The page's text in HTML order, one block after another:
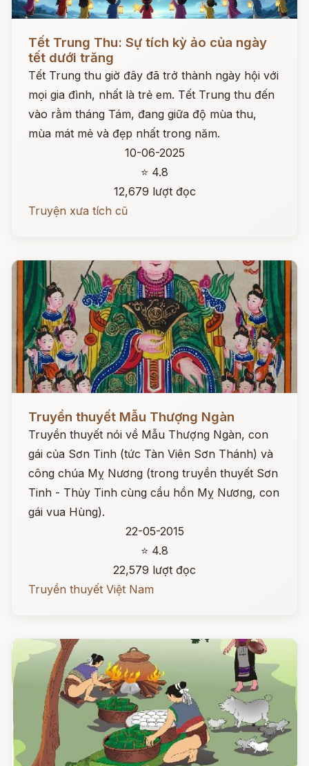
Đọc ngay
Tết Trung Thu: Sự tích kỳ ảo của ngày
tết dưới trăng
Tết Trung thu giờ đây đã trở thành ngày hội với
mọi gia đình, nhất là trẻ em. Tết Trung thu đến
vào rằm tháng Tám, đang giữa độ mùa thu,
mùa mát mẻ và đẹp nhất trong năm.
10-06-2025
⭐ 4.8
12,679 lượt đọc
Truyện xưa tích cũ
Đọc ngay
Truyền thuyết Mẫu Thượng Ngàn
Truyền thuyết nói về Mẫu Thượng Ngàn, con
gái của Sơn Tinh (tức Tàn Viên Sơn Thánh) và
công chúa Mỵ Nương (trong truyền thuyết Sơn
Tinh - Thủy Tinh cùng cầu hồn Mỵ Nương, con
gái vua Hùng).
22-05-2015
⭐ 4.8
22,579 lượt đọc
Truyền thuyết Việt Nam